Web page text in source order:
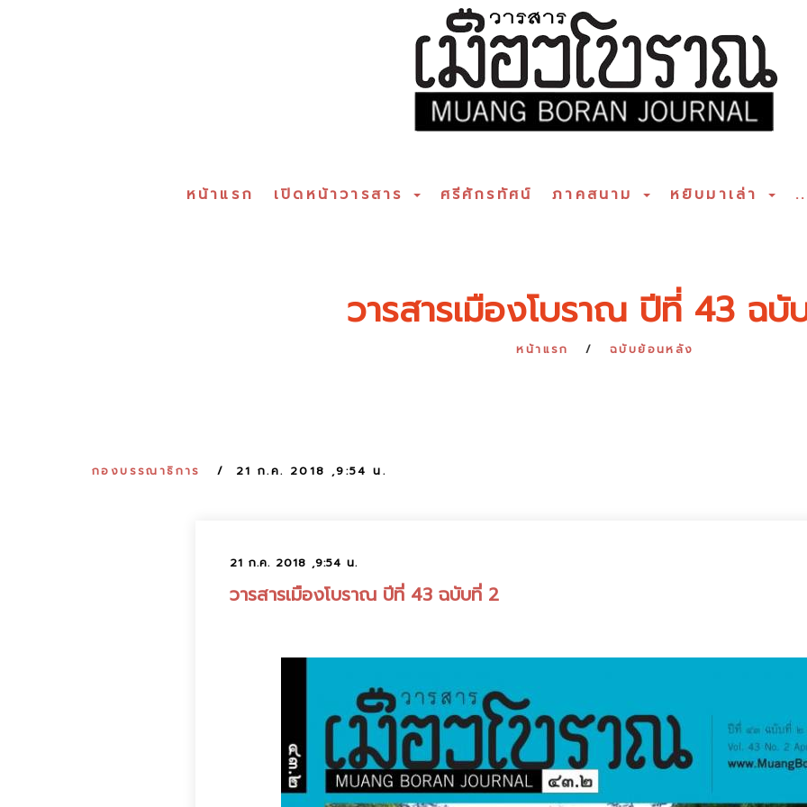
หน้าแรก เปิดหน้าวารสาร ศรีศักรทัศน์ ภาคสนาม หยิบมาเล่า
วารสารเมืองโบราณ ปีที่ 43 ฉบั
หน้าแรก ฉบับย้อนหลัง
กองบรรณาธิการ 21 ก.ค. 2018 ,9:54 น.
21 ก.ค. 2018 ,9:54 น.
วารสารเมืองโบราณ ปีที่ 43 ฉบับที่ 2